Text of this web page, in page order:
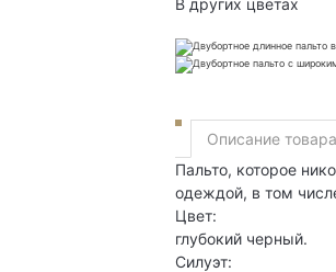
В других цветах
Описание товара
Пальто, которое
одеждой, в том
Цвет:
глубокий черный.
Силуэт: